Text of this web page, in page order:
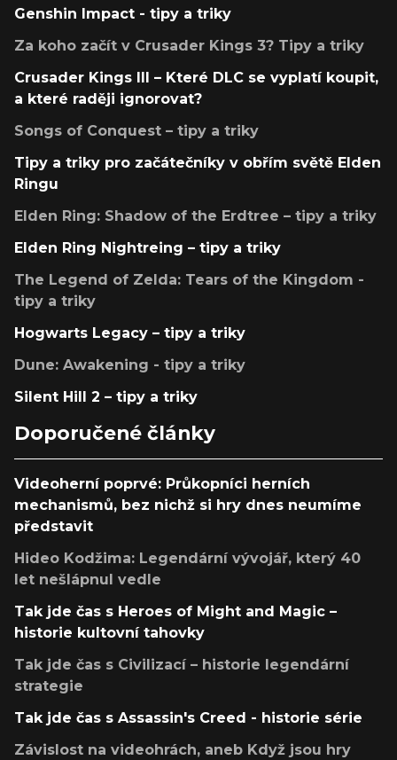
Genshin Impact - tipy a triky
Za koho začít v Crusader Kings 3? Tipy a triky
Crusader Kings III – Které DLC se vyplatí koupit,
a které raději ignorovat?
Songs of Conquest – tipy a triky
Tipy a triky pro začátečníky v obřím světě Elden
Ringu
Elden Ring: Shadow of the Erdtree – tipy a triky
Elden Ring Nightreing – tipy a triky
The Legend of Zelda: Tears of the Kingdom -
tipy a triky
Hogwarts Legacy – tipy a triky
Dune: Awakening - tipy a triky
Silent Hill 2 – tipy a triky
Doporučené články
Videoherní poprvé: Průkopníci herních
mechanismů, bez nichž si hry dnes neumíme
představit
Hideo Kodžima: Legendární vývojář, který 40
let nešlápnul vedle
Tak jde čas s Heroes of Might and Magic –
historie kultovní tahovky
Tak jde čas s Civilizací – historie legendární
strategie
Tak jde čas s Assassin's Creed - historie série
Závislost na videohrách, aneb Když jsou hry